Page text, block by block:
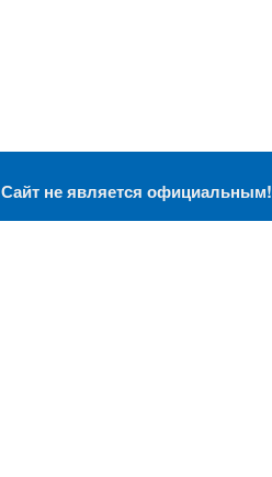
Сайт не является официальным!